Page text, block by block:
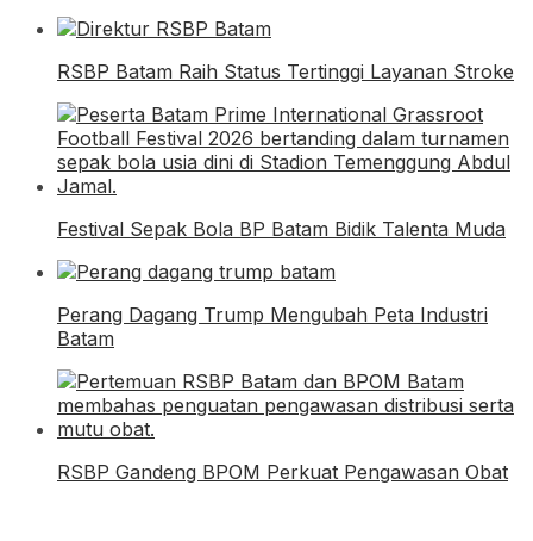
RSBP Batam Raih Status Tertinggi Layanan Stroke
Festival Sepak Bola BP Batam Bidik Talenta Muda
Perang Dagang Trump Mengubah Peta Industri
Batam
RSBP Gandeng BPOM Perkuat Pengawasan Obat